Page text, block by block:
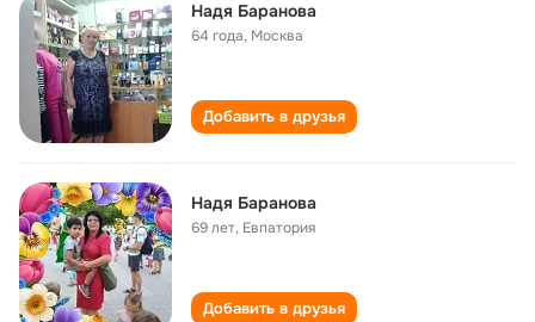
Надя Баранова
64 года, Москва
Добавить в друзья
Надя Баранова
69 лет, Евпатория
Добавить в друзья